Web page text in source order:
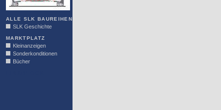
ALLE SLK BAUREIHEN
SLK Geschichte
MARKTPLATZ
Kleinanzeigen
Sonderkonditionen
Bücher